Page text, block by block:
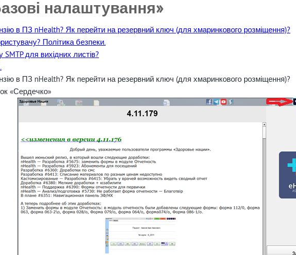
налаштування»
в ПЗ nHealth? Як перейти на резервний ключ (для хмаринкового розміщення)?
Політика безпеки.
для вихідних листів?
в ПЗ nHealth? Як перейти на резервний ключ (для хмаринкового розміщення)?
«Сердечко»